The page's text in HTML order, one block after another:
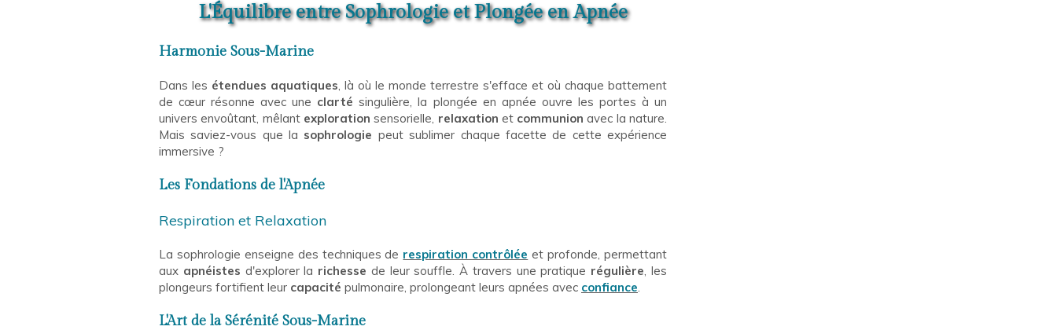
L'Équilibre entre Sophrologie et Plongée en Apnée
Harmonie Sous-Marine
Dans les étendues aquatiques , là où le monde terrestre s'efface et où chaque battement
de cœur résonne avec une clartésingulière, la plongée en apnée ouvre les portes à un
univers envoûtant, mêlant explorationsensorielle, relaxation et communion avec la nature.
Mais saviez-vous que la sophrologie peut sublimer chaque facette de cette expérience
immersive ?
Les Fondations de l'Apnée
Respiration et Relaxation
La sophrologie enseigne des techniques de respiration contrôlée et profonde, permettant
aux apnéistes d'explorer la richesse de leur souffle. À travers une pratique régulière , les
plongeurs fortifient leur capacité pulmonaire, prolongeant leurs apnées avec confiance
L'Art de la Sérénité Sous-Marine